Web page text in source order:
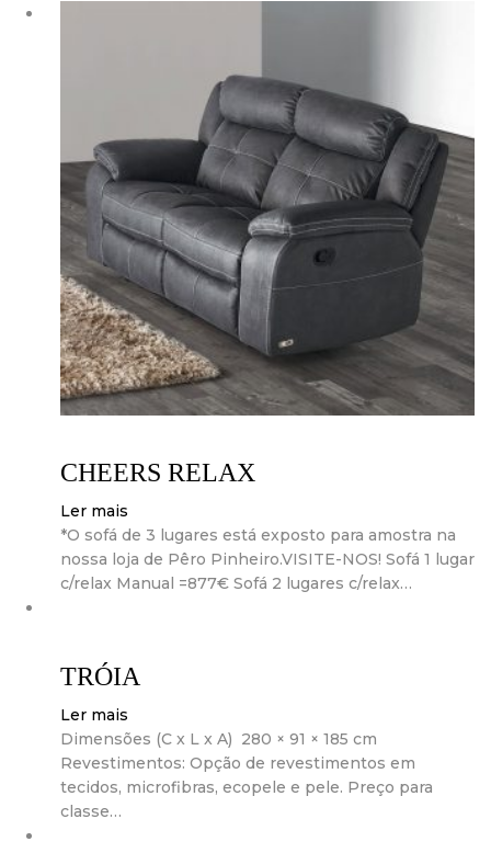
CHEERS RELAX
Ler mais
*O sofá de 3 lugares está exposto para amostra na
nossa loja de Pêro Pinheiro.VISITE-NOS! Sofá 1 lugar
c/relax Manual =877€ Sofá 2 lugares c/relax…
TRÓIA
Ler mais
Dimensões (C x L x A) 280 × 91 × 185 cm
Revestimentos: Opção de revestimentos em
tecidos, microfibras, ecopele e pele. Preço para
classe…